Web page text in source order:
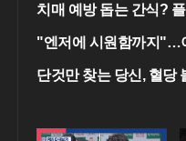
치매 예방 돕는 간식?
"엔저에 시원함까지"…
단것만 찾는 당신, 혈당